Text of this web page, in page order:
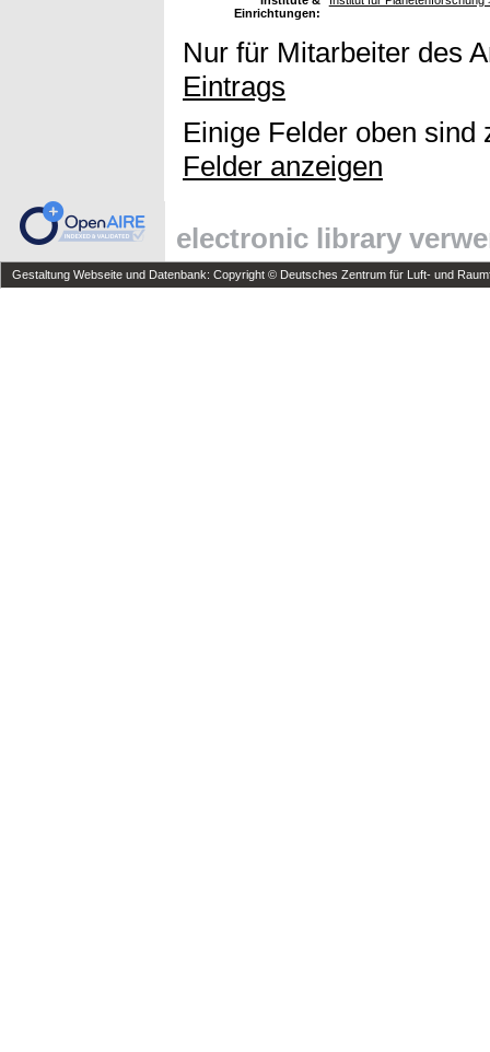
Einrichtungen:
Nur für Mitarbeiter des
Eintrags
Einige Felder oben
Felder anzeigen
electronic library
Gestaltung Webseite und Datenbank: Copyright © Deutsches Zentrum für Luft- und